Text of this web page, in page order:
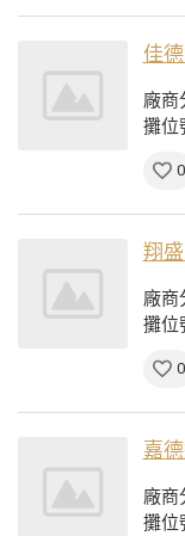
佳
廠商
攤位
0
翔
廠商
攤位
0
嘉
廠商
攤位